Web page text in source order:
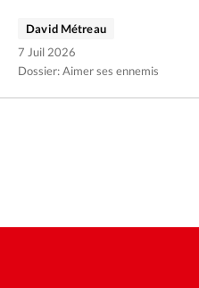
Dossier: Aimer ses ennemis
David Métreau
7 Juil 2026